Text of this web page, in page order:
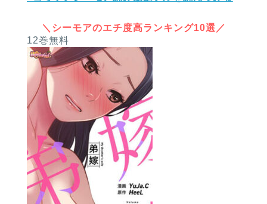
＼シーモアのエチ度高ランキング10選／
12巻無料